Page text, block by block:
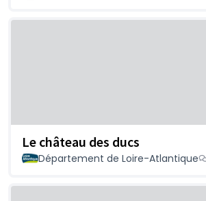
Le château des ducs
Département de Loire-Atlantique